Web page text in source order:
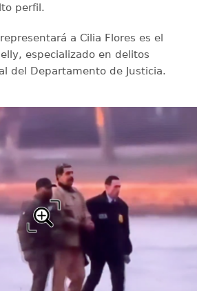
perfil.
a Cilia Flores es el
especializado en delitos
del Departamento de Justicia.